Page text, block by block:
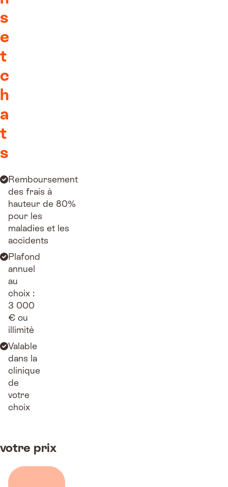
s
e
t
c
h
a
t
s
Remboursement
des frais à
hauteur de 80%
pour les
maladies et les
accidents
Plafond
annuel
au
choix :
3 000
€ ou
illimité
Valable
dans la
clinique
de
votre
choix
prix